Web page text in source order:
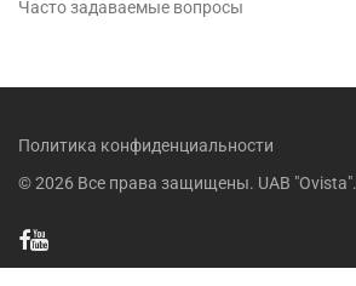
Часто задаваемые вопросы
Политика конфиденциальности
©2026 Все права защищены. UAB "Ovista".